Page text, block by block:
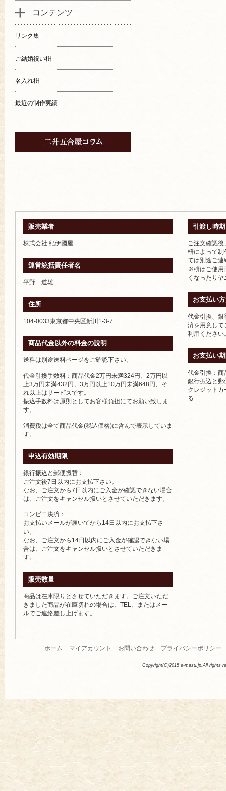
コンテンツ
リンク集
ご結婚祝い枡
名入れ枡
最近の制作実績
販売業者
株式会社 紀伊國屋
運営統括責任者名
平野 道雄
住所
104-0033東京都中央区新川1-3-7
商品代金以外の料金の説明
送料は別途送料ページをご確認下さい。
代金引換手数料：商品代金2万円未満324円、2万円以
上3万円未満432円、3万円以上10万円未満648円、そ
れ以上はサービスです。
振込手数料は原則としてお客様負担にてお願い致しま
す。
消費税は全て商品代金(税込価格)に含んで表示していま
す。
申込有効期限
銀行振込と郵便振替：
ご注文後7日以内にお支払下さい。
なお、ご注文から7日以内にご入金が確認できない場合
は、ご注文をキャンセル扱いとさせていただきます。
コンビニ決済：
お支払いメールが届いてから14日以内にお支払下さ
い。
なお、ご注文から14日以内にご入金が確認できない場
合は、ご注文をキャンセル扱いとさせていただきま
す。
販売数量
商品は在庫限りとさせていただきます。ご注文いただ
きました商品が在庫切れの場合は、TEL、またはメー
ルでご連絡差し上げます。
引渡し時期
ご注文確認
枡によって制
ては別途ご連
※枡はご使用
くなったり
お支払い
代金引換、銀
済を用意して
利用ください
お支払い
代金引換：商
銀行振込と郵
クレジット
る
ホーム マイアカウント お問い合わせ プライバシーポリシー
Copyright(C)2015 e-masu.jp.All rights